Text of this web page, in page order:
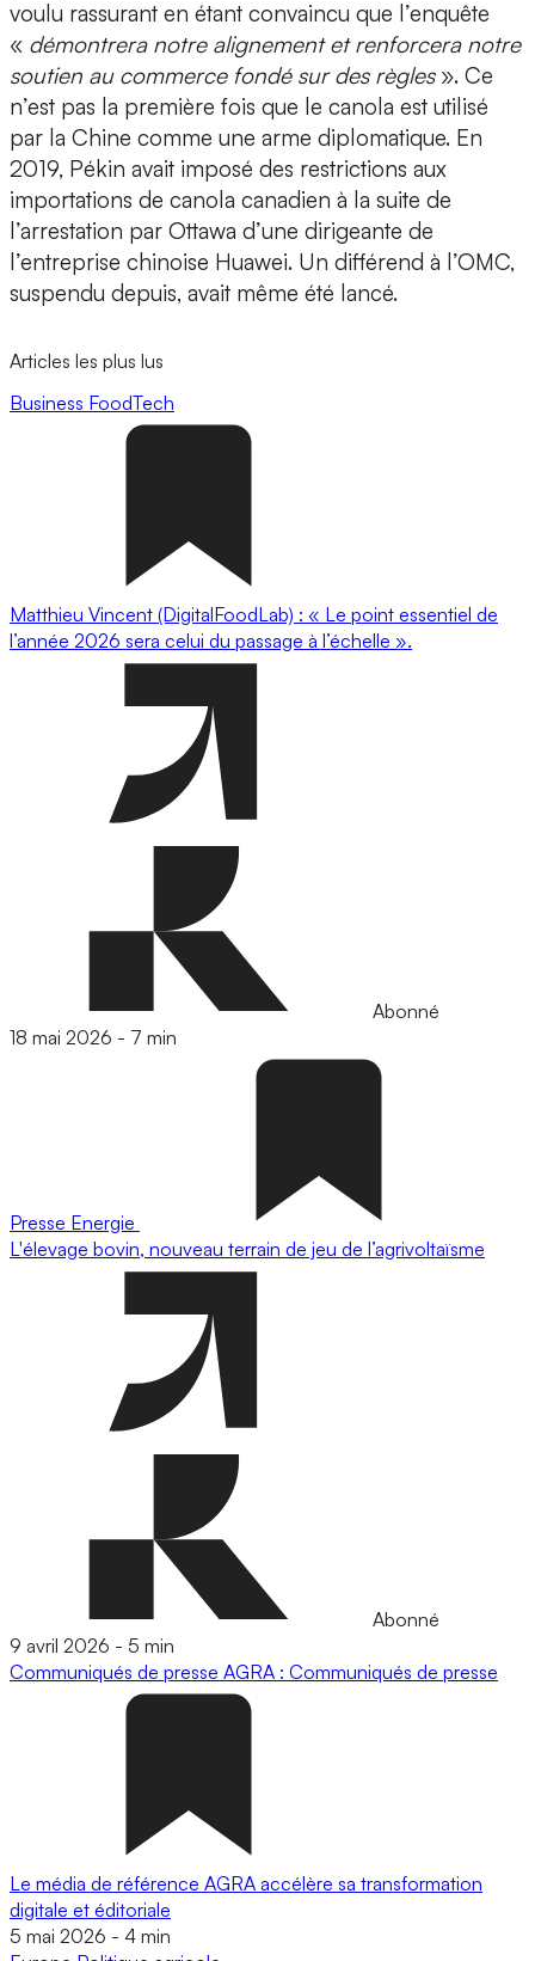
voulu rassurant en étant convaincu que l’enquête
« démontrera notre alignement et renforcera notre
soutien au commerce fondé sur des règles». Ce
n’est pas la première fois que le canola est utilisé
par la Chine comme une arme diplomatique. En
2019, Pékin avait imposé des restrictions aux
importations de canola canadien à la suite de
l’arrestation par Ottawa d’une dirigeante de
l’entreprise chinoise Huawei. Un différend à l’OMC,
suspendu depuis, avait même été lancé.
Articles les plus lus
Business FoodTech
Matthieu Vincent (DigitalFoodLab) : « Le point essentiel de
l’année 2026 sera celui du passage à l’échelle ».
Abonné
18 mai 2026 - 7 min
Presse Energie
L'élevage bovin, nouveau terrain de jeu de l’agrivoltaïsme
Abonné
9 avril 2026 - 5 min
Communiqués de presse AGRA : Communiqués de presse
Le média de référence AGRA accélère sa transformation
digitale et éditoriale
5 mai 2026 - 4 min